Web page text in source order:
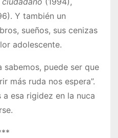
Y también un
sueños, sus cenizas
adolescente.
sabemos, puede ser que
más ruda nos espera”.
esa rigidez en la nuca